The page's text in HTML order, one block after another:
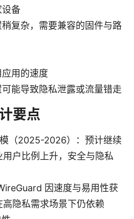
备
复杂，需要兼容的固件与路
用的速度
能导致隐私泄露或流量错走
要点
（2025-2026）：预计继续
户比例上升，安全与隐私
因速度与易用性获
隐私需求场景下仍依赖